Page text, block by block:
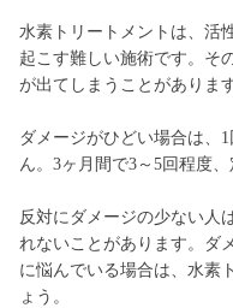
水素トリートメントは、活
起こす難しい施術です。そ
が出てしまうことがあります
ダメージがひどい場合は、
ん。3ヶ月間で3～5回程度
反対にダメージの少ない人
れないことがあります。ダ
に悩んでいる場合は、水素
ょう。